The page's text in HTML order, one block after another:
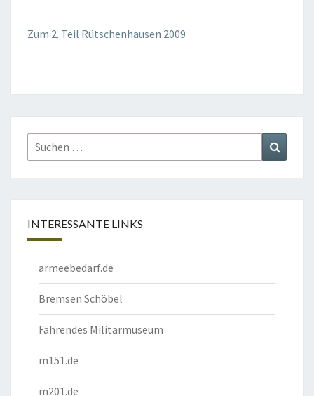
Zum 2. Teil Rütschenhausen 2009
Suchen
nach:
INTERESSANTE LINKS
armeebedarf.de
Bremsen Schöbel
Fahrendes Militärmuseum
m151.de
m201.de